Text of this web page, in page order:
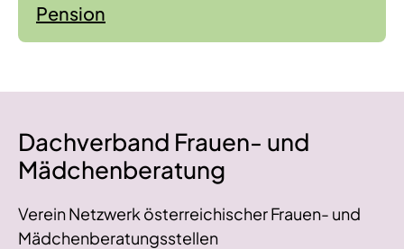
Pension
Dachverband Frauen- und
Mädchenberatung
Verein Netzwerk österreichischer Frauen- und
Mädchenberatungsstellen